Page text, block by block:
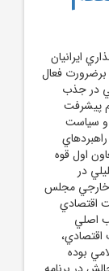
ايرانيان
فعال
در جذب
پيشرفت
و سياست
اول قوه
در
مجلس
اقتصادي
اصلي
بوده